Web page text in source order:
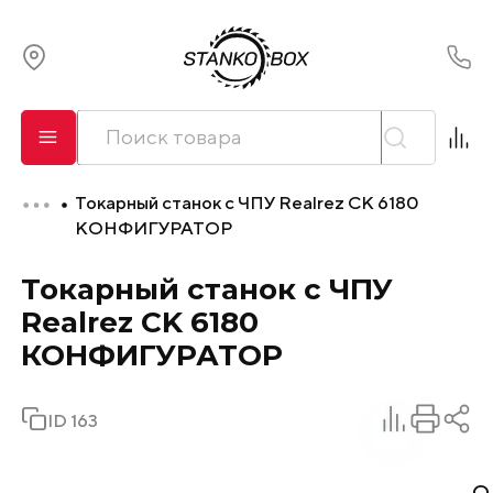
О компании
Сервис
Оплата и лизинг
Доставка
Контакты
Токарный станок с ЧПУ Realrez CK 6180
КОНФИГУРАТОР
Токарный станок с ЧПУ
Realrez CK 6180
КОНФИГУРАТОР
ID 163